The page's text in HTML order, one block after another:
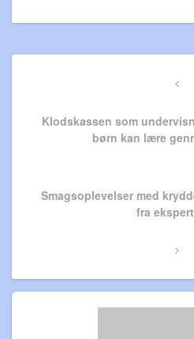
Klodskassen som
børn kan lære
Next
Smagsoplevelser med
fra